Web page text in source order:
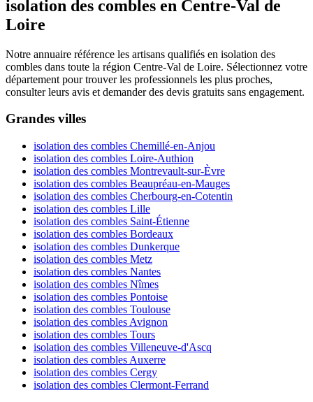
isolation des combles en Centre-Val de
Loire
Notre annuaire référence les artisans qualifiés en isolation des
combles dans toute la région Centre-Val de Loire. Sélectionnez votre
département pour trouver les professionnels les plus proches,
consulter leurs avis et demander des devis gratuits sans engagement.
Grandes villes
isolation des combles Chemillé-en-Anjou
isolation des combles Loire-Authion
isolation des combles Montrevault-sur-Èvre
isolation des combles Beaupréau-en-Mauges
isolation des combles Cherbourg-en-Cotentin
isolation des combles Lille
isolation des combles Saint-Étienne
isolation des combles Bordeaux
isolation des combles Dunkerque
isolation des combles Metz
isolation des combles Nantes
isolation des combles Nîmes
isolation des combles Pontoise
isolation des combles Toulouse
isolation des combles Avignon
isolation des combles Tours
isolation des combles Villeneuve-d'Ascq
isolation des combles Auxerre
isolation des combles Cergy
isolation des combles Clermont-Ferrand